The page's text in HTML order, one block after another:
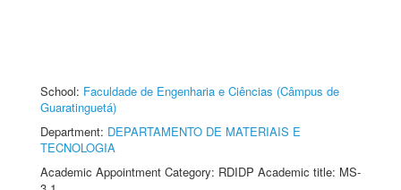
School: Faculdade de Engenharia e Ciências (Câmpus de
Guaratinguetá)
Department: DEPARTAMENTO DE MATERIAIS E
TECNOLOGIA
Academic Appointment Category: RDIDP Academic title: MS-